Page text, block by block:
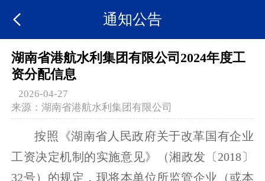
通知公告
湖南省港航水利集团有限公司2024年度工
资分配信息
2026-04-27
来源：湖南省港航水利集团有限公司
按照《湖南省人民政府关于改革国有企业
工资决定机制的实施意见》（湘政发〔2018〕
32号）的规定，现将本单位所监管企业（或本